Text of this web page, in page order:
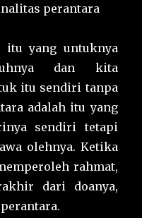
perantara
itu yang untuknya
dan kita
itu sendiri tanpa
adalah itu yang
sendiri tetapi
olehnya. Ketika
rahmat,
dari doanya,